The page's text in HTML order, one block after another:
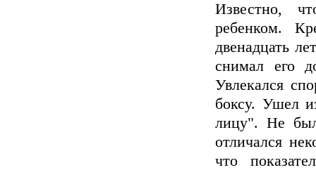
Известно,
ребенком.
двенадцать
снимал его
Увлекался
боксу. Ушел
лицу". Не
отличался
что